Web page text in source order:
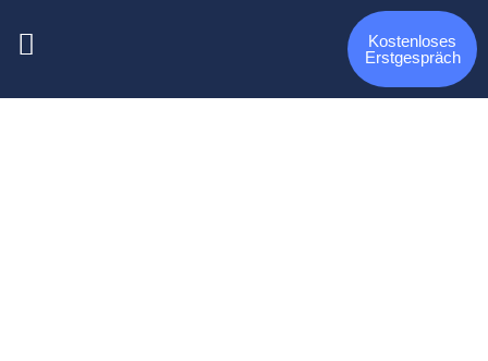
Kostenloses
Erstgespräch